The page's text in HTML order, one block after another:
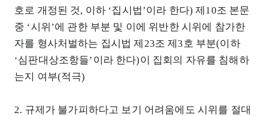
호로 개정된 것, 이하 ‘집시법’이라 한다) 제10조 본문
중 ‘시위’에 관한 부분 및 이에 위반한 시위에 참가한
자를 형사처벌하는 집시법 제23조 제3호 부분(이하
‘심판대상조항들’이라 한다)이 집회의 자유를 침해하
는지 여부(적극)
2. 규제가 불가피하다고 보기 어려움에도 시위를 절대